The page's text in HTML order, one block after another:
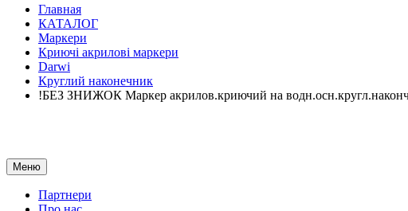
Главная
КАТАЛОГ
Маркери
Криючі акрилові маркери
Darwi
Круглий наконечник
!БЕЗ ЗНИЖОК Маркер акрилов.криючий на
Меню
Партнери